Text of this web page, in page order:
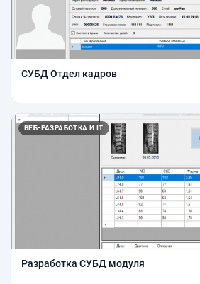
СУБД Отдел кадров
ВЕБ-РАЗРАБОТКА И IT
Разработка СУБД модуля